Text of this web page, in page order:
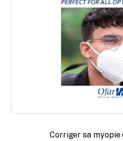
Corriger sa myopie